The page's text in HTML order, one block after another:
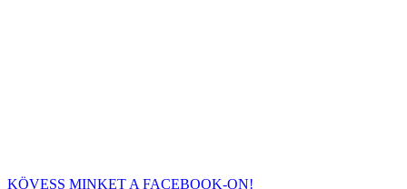
KÖVESS MINKET A FACEBOOK-ON!